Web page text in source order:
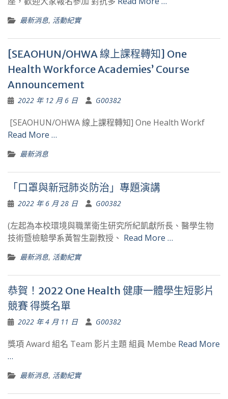
最新消息, 活動紀實
[SEAOHUN/OHWA 線上課程轉知] One
Health Workforce Academies’ Course
Announcement
2022 年 12 月 6 日 G00382
[SEAOHUN/OHWA 線上課程轉知] One Health Workf
Read More …
最新消息
「口罩與新冠肺炎防治」專題演講
2022 年 6 月 28 日 G00382
(左起為本校環境與職業衛生研究所紀凱獻所長、醫學生物
技術暨檢驗學系黃智生副教授、 Read More …
最新消息, 活動紀實
恭賀！2022 One Health 健康一體學生短影片
競賽 得獎名單
2022 年 4 月 11 日 G00382
獎項 Award 組名 Team 影片主題 組員 Membe Read More
…
最新消息, 活動紀實